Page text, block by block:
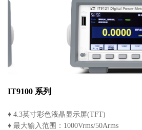
IT9100 系列
♦ 4.3英寸彩色液晶显示屏(TFT)
♦ 最大输入范围：1000Vrms/50Arms